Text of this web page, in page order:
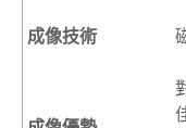
成像技術